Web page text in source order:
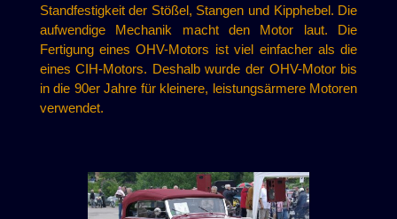
Standfestigkeit der Stößel, Stangen und Kipphebel. Die
aufwendige Mechanik macht den Motor laut. Die
Fertigung eines OHV-Motors ist viel einfacher als die
eines CIH-Motors. Deshalb wurde der OHV-Motor bis
in die 90er Jahre für kleinere, leistungsärmere Motoren
verwendet.